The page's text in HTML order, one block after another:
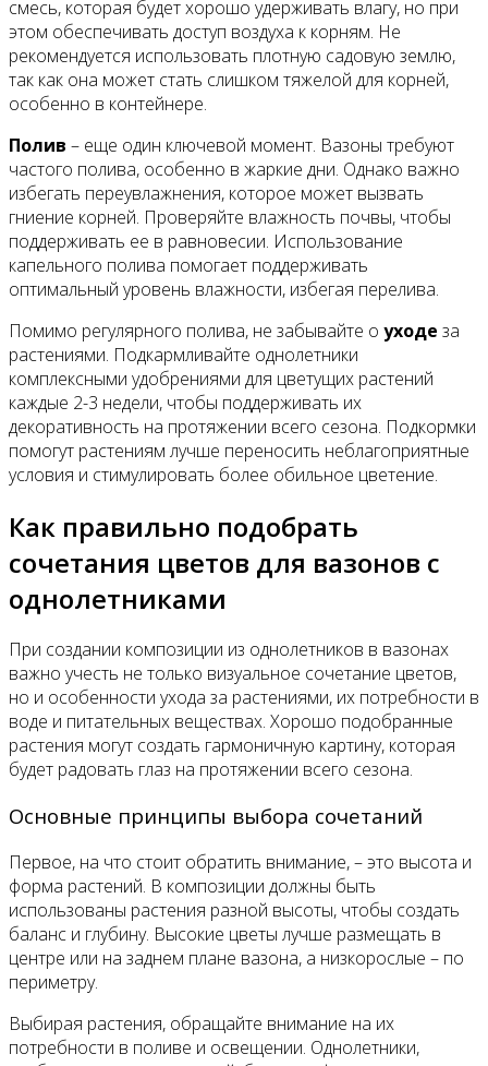
смесь, которая будет хорошо удерживать влагу, но при
этом обеспечивать доступ воздуха к корням. Не
рекомендуется использовать плотную садовую землю,
так как она может стать слишком тяжелой для корней,
особенно в контейнере.
Полив – еще один ключевой момент. Вазоны требуют
частого полива, особенно в жаркие дни. Однако важно
избегать переувлажнения, которое может вызвать
гниение корней. Проверяйте влажность почвы, чтобы
поддерживать ее в равновесии. Использование
капельного полива помогает поддерживать
оптимальный уровень влажности, избегая перелива.
Помимо регулярного полива, не забывайте о уходе за
растениями. Подкармливайте однолетники
комплексными удобрениями для цветущих растений
каждые 2-3 недели, чтобы поддерживать их
декоративность на протяжении всего сезона. Подкормки
помогут растениям лучше переносить неблагоприятные
условия и стимулировать более обильное цветение.
Как правильно подобрать
сочетания цветов для вазонов с
однолетниками
При создании композиции из однолетников в вазонах
важно учесть не только визуальное сочетание цветов,
но и особенности ухода за растениями, их потребности в
воде и питательных веществах. Хорошо подобранные
растения могут создать гармоничную картину, которая
будет радовать глаз на протяжении всего сезона.
Основные принципы выбора сочетаний
Первое, на что стоит обратить внимание, – это высота и
форма растений. В композиции должны быть
использованы растения разной высоты, чтобы создать
баланс и глубину. Высокие цветы лучше размещать в
центре или на заднем плане вазона, а низкорослые – по
периметру.
Выбирая растения, обращайте внимание на их
потребности в поливе и освещении. Однолетники,